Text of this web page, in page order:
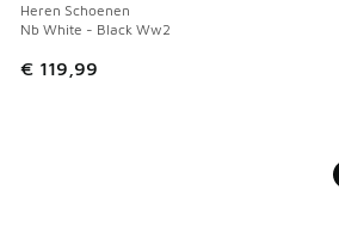
Heren Schoenen
Nb White - Black Ww2
€ 119,99